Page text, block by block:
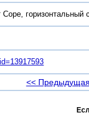
горизонтальный
<< Предыдущая